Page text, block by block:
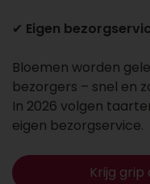
✔ Eigen
Bloemen worden
bezorgers – snel en
In 2026 volgen
eigen bezorgservice.
Krijg